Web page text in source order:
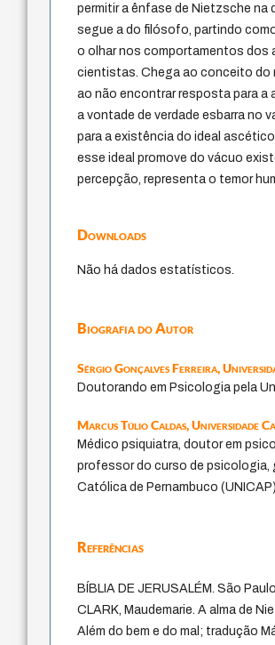
permitir a ênfase de Nietzsche na
segue a do filósofo, partindo
o olhar nos comportamentos
cientistas. Chega ao conceito do
ao não encontrar resposta para a
a vontade de verdade esbarra no
para a existência do ideal
esse ideal promove do vácuo
percepção, representa o temor
Downloads
Não há dados estatísticos.
Biografia do Autor
Sérgio Gonçalves Ferreira,
Doutorando em Psicologia pela
Marcus Túlio Caldas,Universidade
Médico psiquiatra, doutor em
professor do curso de psicologia,
Católica de Pernambuco
Referências
BÍBLIA DE JERUSALÉM. São
CLARK, Maudemarie. A alma de
Além do bem e do mal; tradução